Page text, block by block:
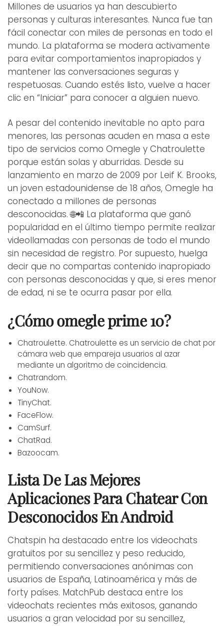
Millones de usuarios ya han descubierto
personas y culturas interesantes. Nunca fue tan
fácil conectar con miles de personas en todo el
mundo. La plataforma se modera activamente
para evitar comportamientos inapropiados y
mantener las conversaciones seguras y
respetuosas. Cuando estés listo, vuelve a hacer
clic en “Iniciar” para conocer a alguien nuevo.
A pesar del contenido inevitable no apto para
menores, las personas acuden en masa a este
tipo de servicios como Omegle y Chatroulette
porque están solas y aburridas. Desde su
lanzamiento en marzo de 2009 por Leif K. Brooks,
un joven estadounidense de 18 años, Omegle ha
conectado a millones de personas
desconocidas. 🌐📲 La plataforma que ganó
popularidad en el último tiempo permite realizar
videollamadas con personas de todo el mundo
sin necesidad de registro. Por supuesto, huelga
decir que no compartas contenido inapropiado
con personas desconocidas y que, si eres menor
de edad, ni se te ocurra pasar por ella.
¿Cómo omegle prime 10?
Chatroulette. Chatroulette es un servicio de chat por
cámara web que empareja usuarios al azar
mediante un algoritmo de coincidencia.
Chatrandom.
YouNow.
TinyChat.
FaceFlow.
CamSurf.
ChatRad.
Bazoocam.
Lista De Las Mejores
Aplicaciones Para Chatear Con
Desconocidos En Android
Chatspin ha destacado entre los videochats
gratuitos por su sencillez y peso reducido,
permitiendo conversaciones anónimas con
usuarios de España, Latinoamérica y más de
forty países. MatchPub destaca entre los
videochats recientes más exitosos, ganando
usuarios a gran velocidad por su sencillez,